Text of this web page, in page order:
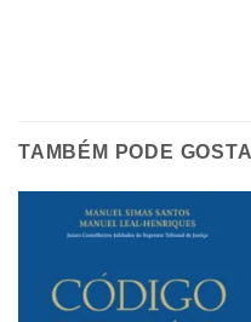
TAMBÉM PODE